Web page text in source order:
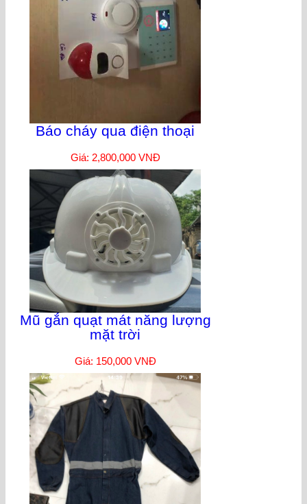
Báo cháy qua điện thoại
Giá: 2,800,000 VNĐ
Mũ gắn quạt mát năng lượng
mặt trời
Giá: 150,000 VNĐ